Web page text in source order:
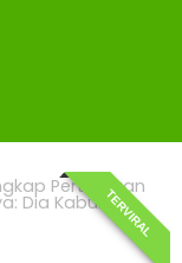
Pertemuan
Dia Kabur-TERVIRAL